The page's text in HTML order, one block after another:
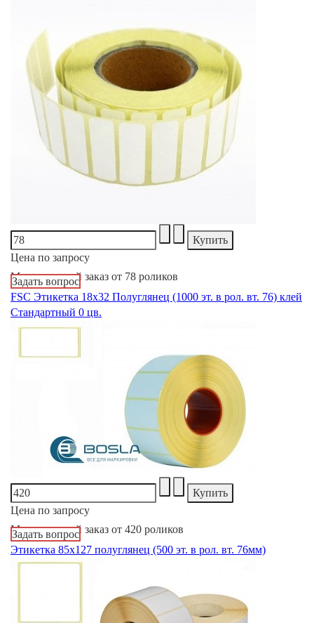
Цена по запросу
Минимальный заказ от 78 роликов
Задать вопрос
FSC Этикетка 18х32 Полуглянец (1000 эт. в рол. вт. 76) клей
Стандартный 0 цв.
Цена по запросу
Минимальный заказ от 420 роликов
Задать вопрос
Этикетка 85x127 полуглянец (500 эт. в рол. вт. 76мм)